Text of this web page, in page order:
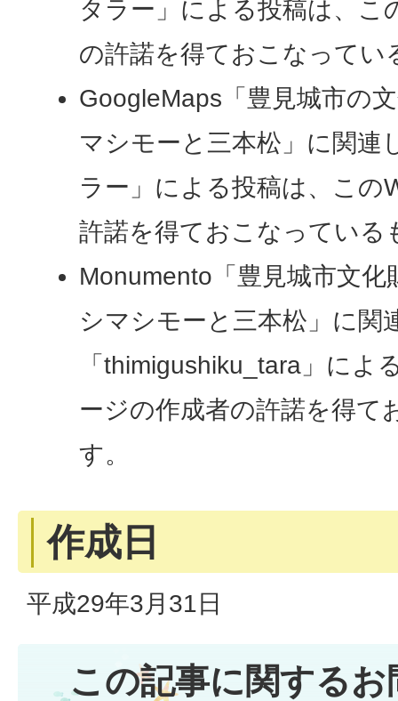
タラー」による投稿は、こ
の許諾を得ておこなってい
GoogleMaps「豊見城市の
マシモーと三本松」に関連
ラー」による投稿は、この
許諾を得ておこなっている
Monumento「豊見城市文
シマシモーと三本松」に関
「thimigushiku_tara」によ
ージの作成者の許諾を得て
す。
作成日
平成29年3月31日
この記事に関する